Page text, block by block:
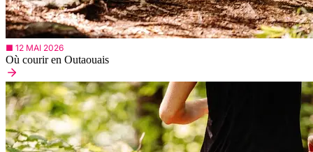
■ 12 MAI 2026
Où courir en Outaouais